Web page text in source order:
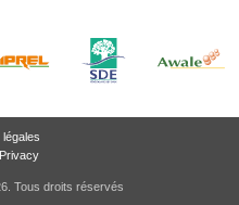
légales
Tous droits réservés